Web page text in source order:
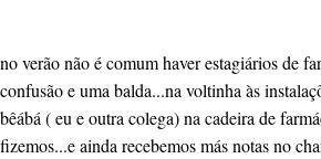
no verão não é comum haver estagiários de
confusão e uma balda...na voltinha às
bêábá ( eu e outra colega) na cadeira de
fizemos...e ainda recebemos más notas no